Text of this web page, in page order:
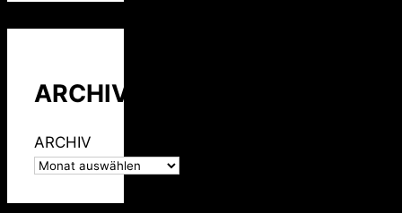
ARCHIV
ARCHIV